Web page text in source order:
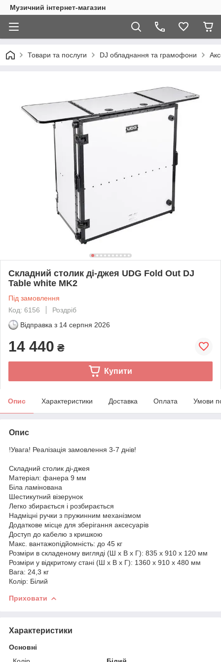
Музичний інтернет-магазин
Товари та послуги DJ обладнання та грамофони
Складний столик ді-джея UDG Fold Out DJ
Table white MK2
Під замовлення
Код: 6156
Роздріб
Відправка з 14 серпня 2026
14 440 ₴
Купити
Опис Характеристики Доставка Оплата Умови
Опис
!Увага! Реалізація замовлення 3-7 днів!
Складний столик ді-джея
Матеріал: фанера 9 мм
Біла ламінована
Шестикутний візерунок
Легко збирається і розбирається
Надміцні ручки з пружинним механізмом
Додаткове місце для зберігання аксесуарів
Доступ до кабелю з кришкою
Макс. вантажопідйомність: до 45 кг
Розміри в складеному вигляді (Ш x В x Г): 835 x 910 x 120 мм
Розміри у відкритому стані (Ш x В x Г): 1360 x 910 x 480 мм
Вага: 24,3 кг
Колір: Білий
Приховати
Характеристики
Основні